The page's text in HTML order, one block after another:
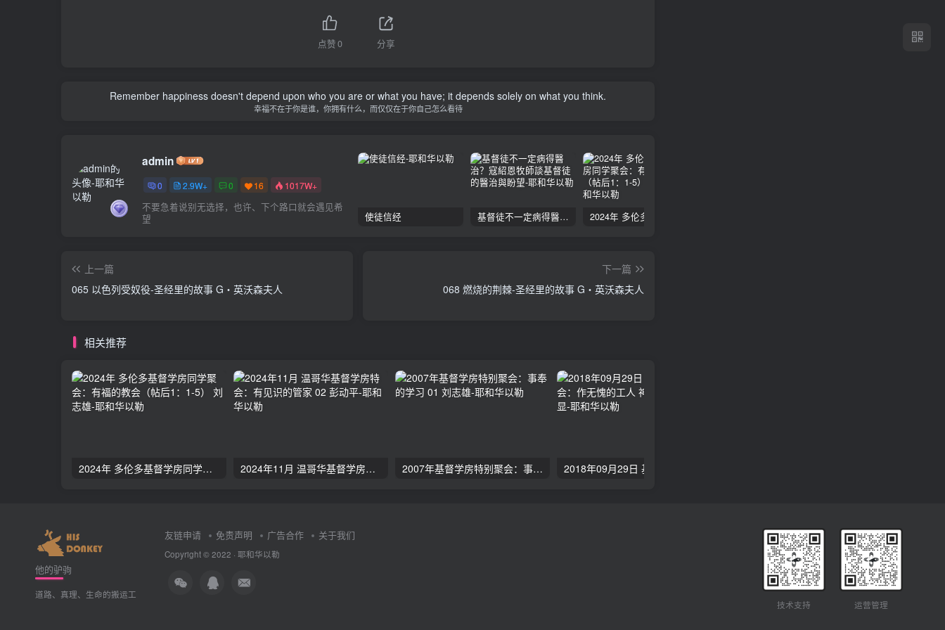
点赞0 分享
Remember happiness doesn't depend upon who you are or what you have; it depends solely on what you think.
幸福不在于你是谁，你拥有什么，而仅仅在于你自己怎么看待
admin
0 2.9W+ 0 16 1017W+
不要急着说别无选择，也许、下个路口就会遇见希
望
使徒信经 基督徒不一定病得醫治？寇紹恩牧師談基督徒的醫治與盼望
上一篇
065 以色列受奴役-圣经里的故事 G‧英沃森夫人
下一篇
068 燃烧的荆棘-圣经里的故事 G‧英沃森夫人
相关推荐
2024年 多伦多基督学房同学聚会：有福的教会（帖后1：1-5） 刘志雄 2024年11月 温哥华基督学房特会：有见识的管家 02 彭动平 2007年基督学房特别聚会：事奉的学习 01 刘志雄
他的驴驹
道路、真理、生命的搬运工
友链申请 免责声明 广告合作 关于我们
Copyright © 2022 · 耶和华以勒
技术支持 运营管理